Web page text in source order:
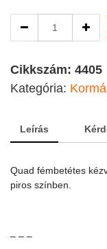
kézvédő
kormányra
Cikkszám: 4405
Kategória:
Leírás
Quad fémbetétes
piros színben.
– – –